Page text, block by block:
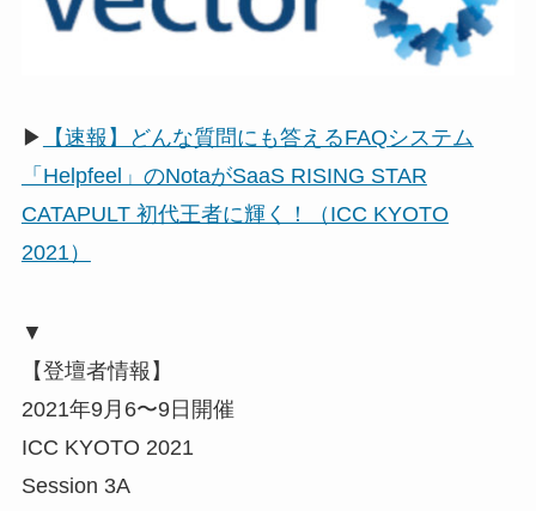
▶
【速報】どんな質問にも答えるFAQシステム
「Helpfeel」のNotaがSaaS RISING STAR
CATAPULT 初代王者に輝く！（ICC KYOTO
2021）
▼
【登壇者情報】
2021年9月6〜9日開催
ICC KYOTO 2021
Session 3A